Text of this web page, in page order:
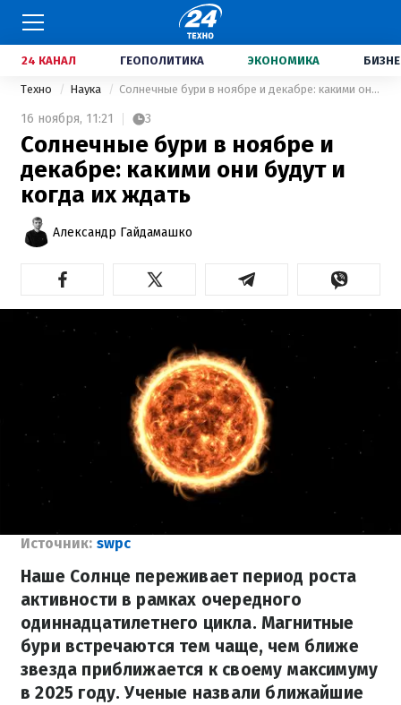
24 КАНАЛ ГЕОПОЛИТИКА ЭКОНОМИКА
Техно Наука Солнечные бури в ноябре и декабре: какими они будут и когда их ждать
16 ноября, 11:21 3
Солнечные бури в ноябре и
декабре: какими они будут и
когда их ждать
Александр Гайдамашко
Источник: swpc
Наше Солнце переживает период роста
активности в рамках очередного
одиннадцатилетнего цикла. Магнитные
бури встречаются тем чаще, чем ближе
звезда приближается к своему максимуму
в 2025 году. Ученые назвали ближайшие